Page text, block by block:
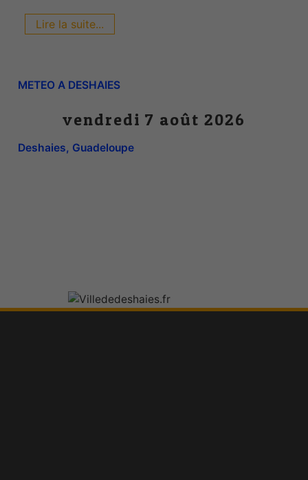
Lire la suite...
METEO A DESHAIES
vendredi 7 août 2026
Deshaies, Guadeloupe